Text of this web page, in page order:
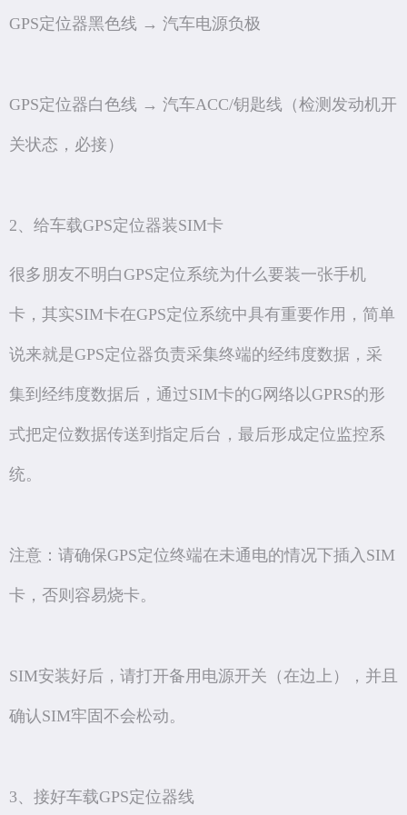
GPS定位器黑色线 → 汽车电源负极
GPS定位器白色线 → 汽车ACC/钥匙线（检测发动机开
关状态，必接）
2、给车载GPS定位器装SIM卡
很多朋友不明白GPS定位系统为什么要装一张手机
卡，其实SIM卡在GPS定位系统中具有重要作用，简单
说来就是GPS定位器负责采集终端的经纬度数据，采
集到经纬度数据后，通过SIM卡的G网络以GPRS的形
式把定位数据传送到指定后台，最后形成定位监控系
统。
注意：请确保GPS定位终端在未通电的情况下插入SIM
卡，否则容易烧卡。
SIM安装好后，请打开备用电源开关（在边上），并且
确认SIM牢固不会松动。
3、接好车载GPS定位器线